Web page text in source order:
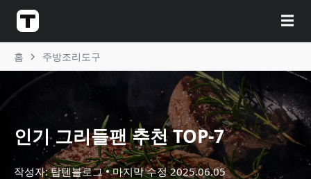
☰
홈 주방조리도구
인기 그리들팬 추천 TOP-7
작성자: 탑텐블로그 마지막 수정2025.06.05